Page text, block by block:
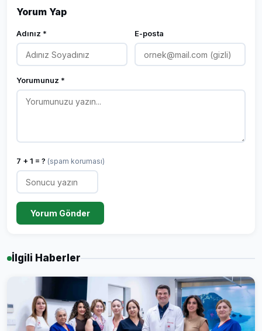
Yorum Yap
Adınız * E-posta
Yorumunuz *
7 + 1 = ? (spam koruması)
Yorum Gönder
İlgili Haberler